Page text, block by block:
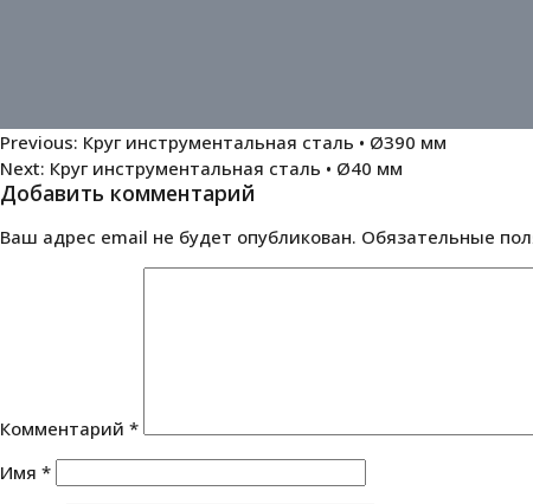
Навигация
по
записям
Previous: Круг инструментальная сталь • Ø390 мм
Next: Круг инструментальная сталь • Ø40 мм
Добавить комментарий
Ваш адрес email не будет опубликован. Обязательные
Комментарий *
Имя *